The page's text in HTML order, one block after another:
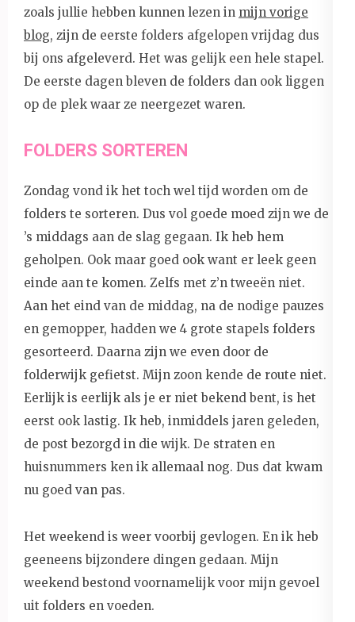
zoals jullie hebben kunnen lezen in mijn vorige
blog, zijn de eerste folders afgelopen vrijdag dus
bij ons afgeleverd. Het was gelijk een hele stapel.
De eerste dagen bleven de folders dan ook liggen
op de plek waar ze neergezet waren.
FOLDERS SORTEREN
Zondag vond ik het toch wel tijd worden om de
folders te sorteren. Dus vol goede moed zijn we de
’s middags aan de slag gegaan. Ik heb hem
geholpen. Ook maar goed ook want er leek geen
einde aan te komen. Zelfs met z’n tweeën niet.
Aan het eind van de middag, na de nodige pauzes
en gemopper, hadden we 4 grote stapels folders
gesorteerd. Daarna zijn we even door de
folderwijk gefietst. Mijn zoon kende de route niet.
Eerlijk is eerlijk als je er niet bekend bent, is het
eerst ook lastig. Ik heb, inmiddels jaren geleden,
de post bezorgd in die wijk. De straten en
huisnummers ken ik allemaal nog. Dus dat kwam
nu goed van pas.
Het weekend is weer voorbij gevlogen. En ik heb
geeneens bijzondere dingen gedaan. Mijn
weekend bestond voornamelijk voor mijn gevoel
uit folders en voeden.